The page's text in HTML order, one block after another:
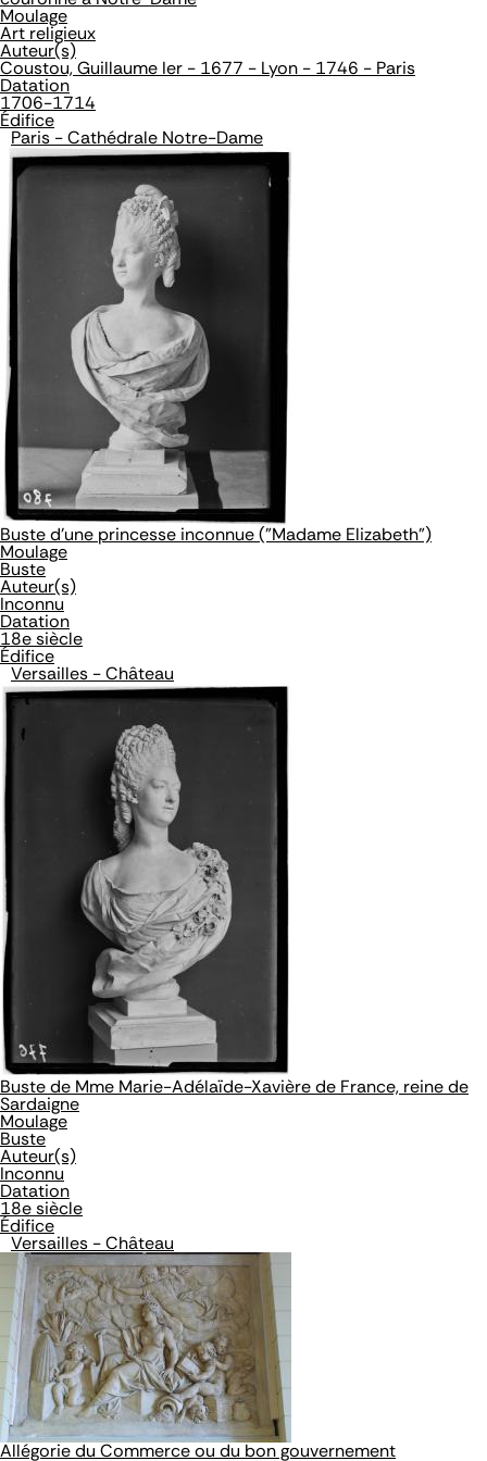
Moulage
Art religieux
Auteur(s)
Coustou, Guillaume Ier - 1677 - Lyon - 1746 - Paris
Datation
1706-1714
Édifice
Paris - Cathédrale Notre-Dame
Buste d'une princesse inconnue ("Madame Elizabeth")
Moulage
Buste
Auteur(s)
Inconnu
Datation
18e siècle
Édifice
Versailles - Château
Buste de Mme Marie-Adélaïde-Xavière de France, reine de
Sardaigne
Moulage
Buste
Auteur(s)
Inconnu
Datation
18e siècle
Édifice
Versailles - Château
Allégorie du Commerce ou du bon gouvernement